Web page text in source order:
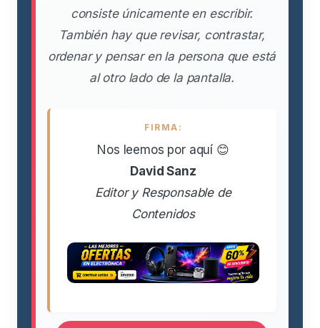
consiste únicamente en escribir.
También hay que revisar, contrastar,
ordenar y pensar en la persona que está
al otro lado de la pantalla.
FIRMA:
Nos leemos por aquí 😊
David Sanz
Editor y Responsable de
Contenidos